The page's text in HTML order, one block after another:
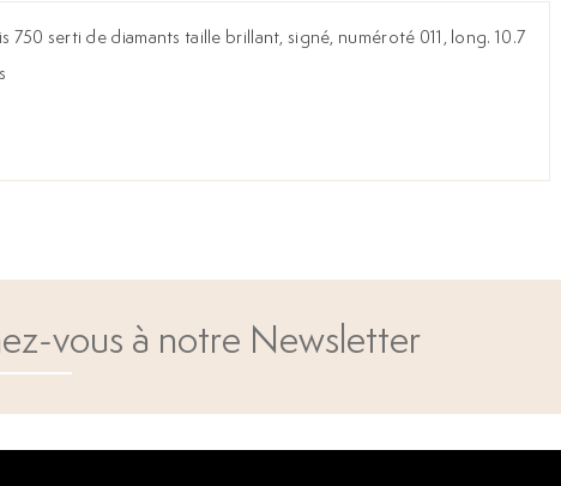
750 serti de diamants taille brillant, signé, numéroté 011, long. 10.7
vous à notre Newsletter